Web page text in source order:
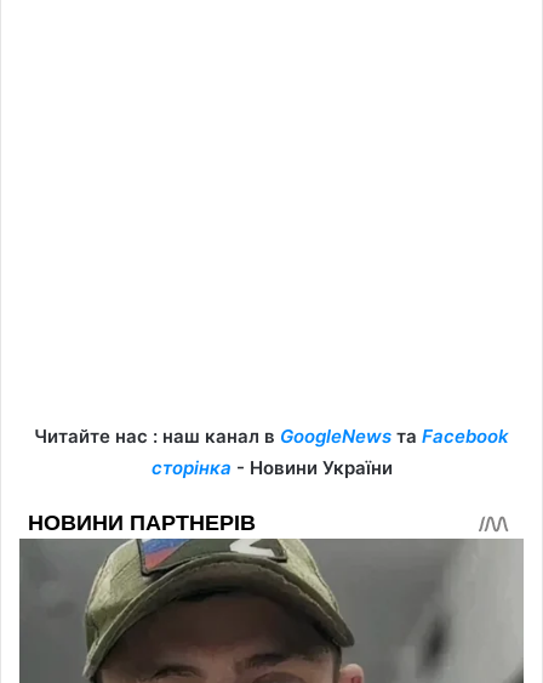
Читайте нас : наш канал в GoogleNews та Facebook
сторінка - Новини України